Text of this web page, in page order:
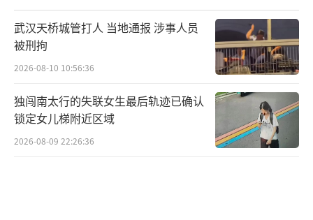
武汉天桥城管打人 当地通报 涉事人员
被刑拘
2026-08-10 10:56:36
独闯南太行的失联女生最后轨迹已确认
锁定女儿梯附近区域
2026-08-09 22:26:36